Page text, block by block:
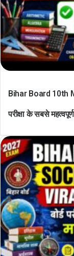
Bihar Board 10th
परीक्षा के सबसे